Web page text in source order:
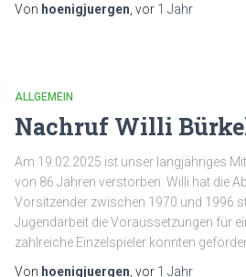
Von hoenigjuergen , vor 1 Jahr
ALLGEMEIN
Nachruf Willi
Am 19.02.2025 ist unser langjähriges
von 86 Jahren verstorben. Willi hat die
Vorsitzender zwischen 1970 und 1996
Jugendarbeit die Voraussetzungen für
zahlreiche Einzelspieler konnten
Von hoenigjuergen , vor 1 Jahr